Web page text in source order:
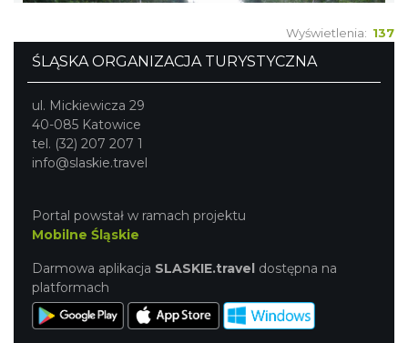
Wyświetlenia: 137
ŚLĄSKA ORGANIZACJA TURYSTYCZNA
ul. Mickiewicza 29
40-085 Katowice
tel. (32) 207 207 1
info@slaskie.travel
Portal powstał w ramach projektu
Mobilne Śląskie
Darmowa aplikacja SLASKIE.travel dostępna na
platformach